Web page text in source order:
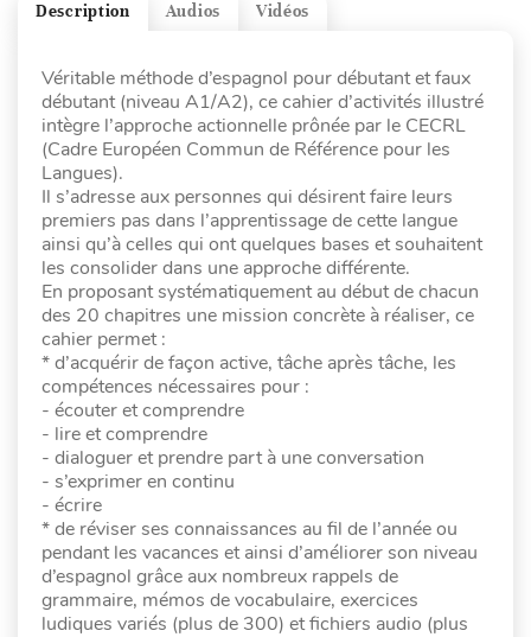
Vidéos
Audios
Description
Véritable méthode d’espagnol pour débutant et faux
débutant (niveau A1/A2), ce cahier d’activités illustré
intègre l’approche actionnelle prônée par le CECRL
(Cadre Européen Commun de Référence pour les
Langues).
Il s’adresse aux personnes qui désirent faire leurs
premiers pas dans l’apprentissage de cette langue
ainsi qu’à celles qui ont quelques bases et souhaitent
les consolider dans une approche différente.
En proposant systématiquement au début de chacun
des 20 chapitres une mission concrète à réaliser, ce
cahier permet :
* d’acquérir de façon active, tâche après tâche, les
compétences nécessaires pour :
- écouter et comprendre
- lire et comprendre
- dialoguer et prendre part à une conversation
- s’exprimer en continu
- écrire
* de réviser ses connaissances au fil de l’année ou
pendant les vacances et ainsi d’améliorer son niveau
d’espagnol grâce aux nombreux rappels de
grammaire, mémos de vocabulaire, exercices
ludiques variés (plus de 300) et fichiers audio (plus